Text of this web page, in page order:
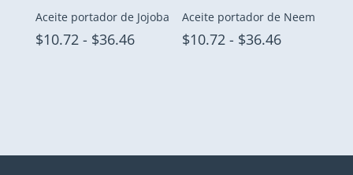
Aceite portador de Jojoba
$10.72 - $36.46Rango
$36.46
Aceite portador de Neem
$10.72 - $36.46Rango
$36.46